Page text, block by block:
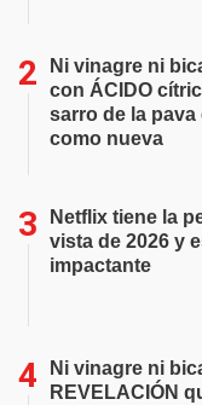
Ni vinagre ni
con ÁCIDO
sarro de la pava
como nueva
Netflix tiene la
vista de 2026 y
impactante
Ni vinagre ni
REVELACIÓN